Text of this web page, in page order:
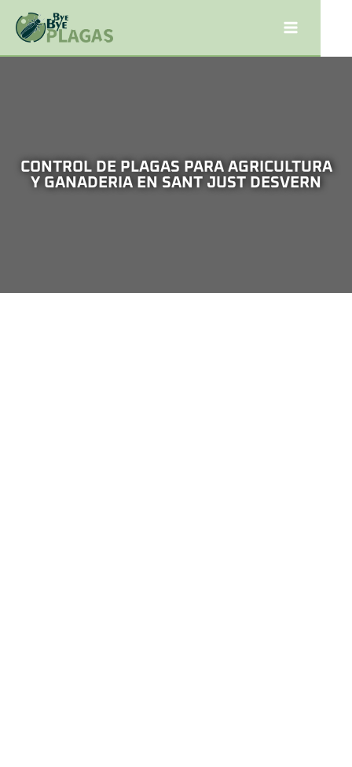
CONTROL DE PLAGAS PARA AGRICULTURA
Y GANADERIA EN SANT JUST DESVERN